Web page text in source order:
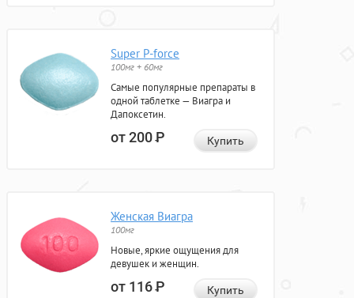
Super P-force
100мг + 60мг
Самые популярные препараты в
одной таблетке — Виагра и
Дапоксетин.
от 200Р Купить
Женская Виагра
100мг
Новые, яркие ощущения для
девушек и женщин.
от 116Р Купить